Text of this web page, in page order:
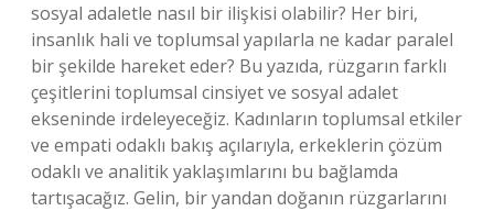
sosyal adaletle nasıl bir ilişkisi olabilir? Her biri,
insanlık hali ve toplumsal yapılarla ne kadar paralel
bir şekilde hareket eder? Bu yazıda, rüzgarın farklı
çeşitlerini toplumsal cinsiyet ve sosyal adalet
ekseninde irdeleyeceğiz. Kadınların toplumsal etkiler
ve empati odaklı bakış açılarıyla, erkeklerin çözüm
odaklı ve analitik yaklaşımlarını bu bağlamda
tartışacağız. Gelin, bir yandan doğanın rüzgarlarını